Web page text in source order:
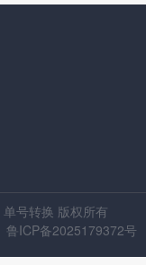
号转换 版权所有
鲁ICP备2025179372号